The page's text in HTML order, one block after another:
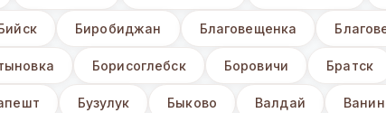
Биробиджан Благовещенка
Борисоглебск Боровичи Братск
Бузулук Быково Валдай